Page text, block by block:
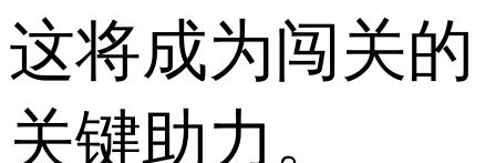
这将成为闯关的
关键助力。